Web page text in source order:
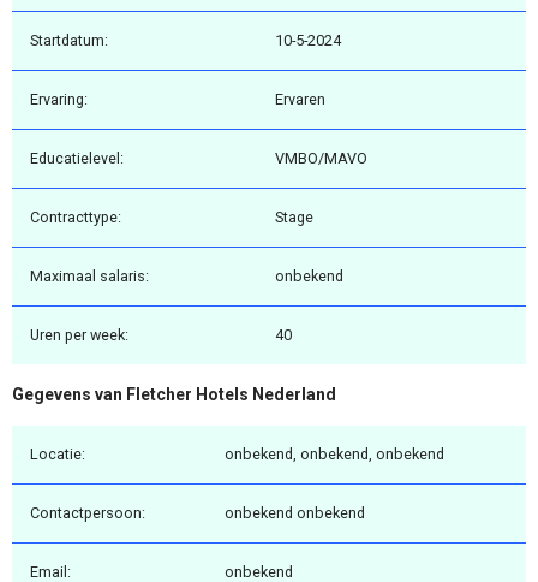
Startdatum: 10-5-2024
Ervaring: Ervaren
Educatielevel: VMBO/MAVO
Contracttype: Stage
Maximaal salaris: onbekend
Uren per week: 40
Gegevens van Fletcher Hotels Nederland
Locatie: onbekend, onbekend, onbekend
Contactpersoon: onbekend onbekend
Email: onbekend